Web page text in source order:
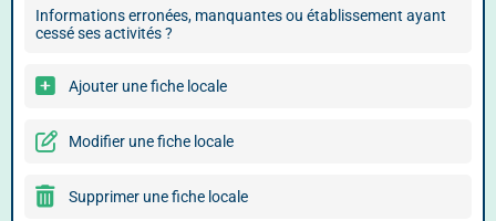
Informations erronées, manquantes ou établissement ayant
cessé ses activités ?
Ajouter une fiche locale
Modifier une fiche locale
Supprimer une fiche locale